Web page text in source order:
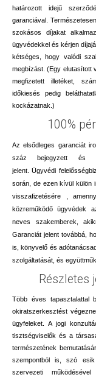
határozott idejű
garanciával.
szokásos díjakat
ügyvédekkel és kérjen
kétséges, hogy valódi
megbízást. (Egy elutasított
megfizetett illetéket,
időkiesés pedig
kockázatnak.)
100%
Az elsődleges garanciát
száz bejegyzett és
jelent. Ügyvédi
során, de ezen kívül külön
visszafizetésére ,
közreműködő ügyvédek
neves szakemberek,
Garanciát jelent továbbá,
is, könyvelő és
szolgáltatását, és
Részletes
Több éves tapasztalattal
okiratszerkesztést
ügyfeleket. A jogi
tisztségviselők és a
természetének
szempontból is, szó
szervezeti